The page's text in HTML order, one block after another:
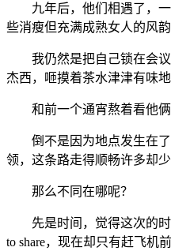
九年后，他们相遇了，一
些消瘦但充满成熟女人的风韵
我仍然是把自己锁在会议
杰西，咂摸着茶水津津有味
和前一个通宵熬着看他俩
倒不是因为地点发生在了
领，这条路走得顺畅许多却
那么不同在哪呢？
先是时间，觉得这次的时
to share，现在却只有赶飞机前